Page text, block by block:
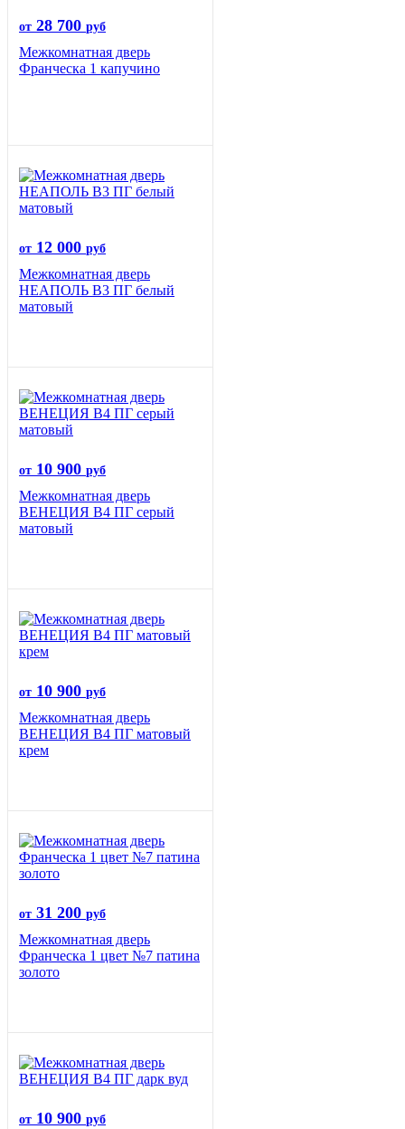
от 28 700 руб
Межкомнатная дверь
Франческа 1 капучино
от 12 000 руб
Межкомнатная дверь
НЕАПОЛЬ В3 ПГ белый
матовый
от 10 900 руб
Межкомнатная дверь
ВЕНЕЦИЯ B4 ПГ серый
матовый
от 10 900 руб
Межкомнатная дверь
ВЕНЕЦИЯ B4 ПГ матовый
крем
от 31 200 руб
Межкомнатная дверь
Франческа 1 цвет №7 патина
золото
от 10 900 руб